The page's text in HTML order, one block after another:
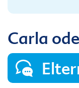
Carla